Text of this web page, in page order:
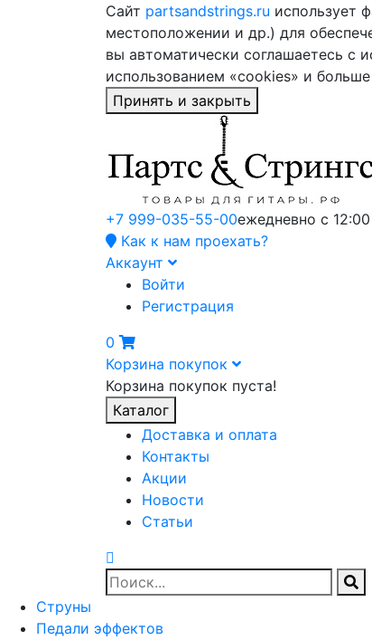
Сайт partsandstrings.ru использует
местоположении и др.) для
вы автоматически соглашаетесь с
использованием «cookies» и
Принять и закрыть
+7 999-035-55-00ежедневно с
Как к нам проехать?
Аккаунт
Войти
Регистрация
0
Корзина покупок
Корзина покупок пуста!
Каталог
Доставка и оплата
Контакты
Акции
Новости
Статьи
Струны
Педали эффектов